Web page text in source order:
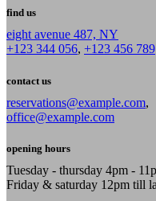
find us
eight avenue 487, NY
+123 344 056, +123 456 789
contact us
reservations@example.com,
office@example.com
opening hours
Tuesday - thursday 4pm -
Friday & saturday 12pm till